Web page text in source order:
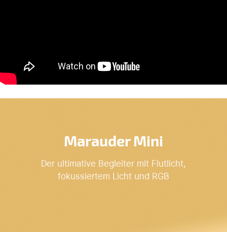
Marauder Mini
Der ultimative Begleiter mit Flutlicht,
fokussiertem Licht und RGB